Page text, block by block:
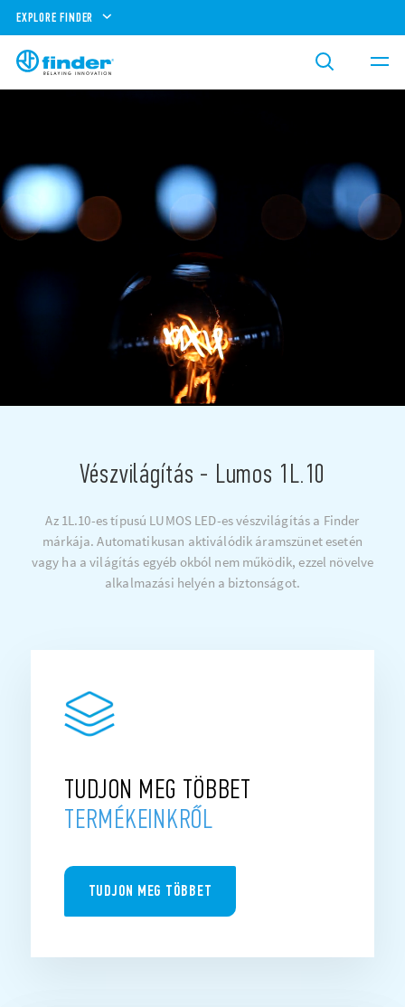
EXPLORE FINDER
Vészvilágítás - Lumos 1L.10
Az 1L.10-es típusú LUMOS LED-es vészvilágítás a Finder
márkája. Automatikusan aktiválódik áramszünet esetén
vagy ha a világítás egyéb okból nem működik, ezzel növelve
alkalmazási helyén a biztonságot.
TUDJON MEG TÖBBET
TERMÉKEINKRŐL
TUDJON MEG TÖBBET